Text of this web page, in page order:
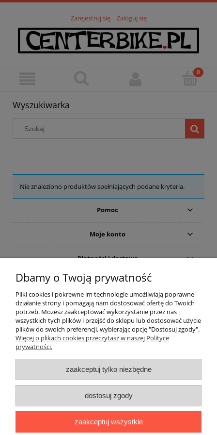
Zarejestruj się Zaloguj się
Wyszukiwarka
Nie znaleziono produktów spełniających podane kryteria.
Pomoc
Moje konto
Płatności i dostawa
Informacje
O nas
Rekomendowane strony
Dbamy o Twoją prywatność
Pliki cookies i pokrewne im technologie umożliwiają poprawne
działanie strony i pomagają nam dostosować ofertę do Twoich
potrzeb. Możesz zaakceptować wykorzystanie przez nas
wszystkich tych plików i przejść do sklepu lub dostosować użycie
plików do swoich preferencji, wybierając opcję "Dostosuj zgody".
Więcej o plikach cookies przeczytasz w naszej Polityce
prywatności.
zaakceptuj tylko niezbędne
dostosuj zgody
zaakceptuj wszystkie